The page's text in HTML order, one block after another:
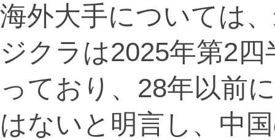
海外大手については
ジクラは2025年第2
っており、28年以前
はないと明言し、中